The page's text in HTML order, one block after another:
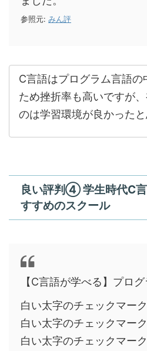
参照元: みん評
C言語はプログラム言語
ため挫折率も高いですが
のは学習環境が良かったと
良い評判④ 学生時代C
すすめのスクール
【C言語が学べる】プロ
白い太字のチェックマー
白い太字のチェックマー
白い太字のチェックマー